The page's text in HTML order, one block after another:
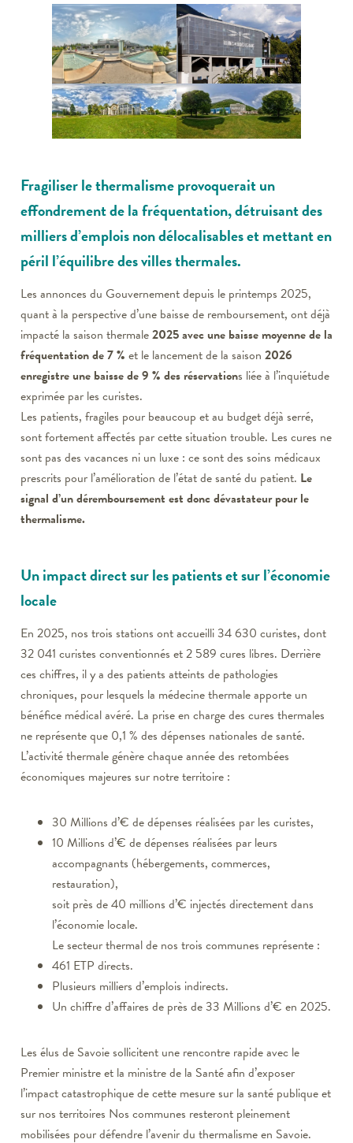
Fragiliser le thermalisme provoquerait un
effondrement de la fréquentation, détruisant des
milliers d’emplois non délocalisables et mettant en
péril l’équilibre des villes thermales.
Les annonces du Gouvernement depuis le printemps 2025,
quant à la perspective d’une baisse de remboursement, ont déjà
impacté la saison thermale2025 avec une baisse moyenne de la
fréquentation de 7 % et le lancement de la saison 2026
enregistre une baisse de 9 % des réservations liée à l’inquiétude
exprimée par les curistes.
Les patients, fragiles pour beaucoup et au budget déjà serré,
sont fortement affectés par cette situation trouble. Les cures ne
sont pas des vacances ni un luxe : ce sont des soins médicaux
prescrits pour l’amélioration de l’état de santé du patient. Le
signal d’un déremboursement est donc dévastateur pour le
thermalisme.
Un impact direct sur les patients et sur l’économie
locale
En 2025, nos trois stations ont accueilli 34 630 curistes, dont
32 041 curistes conventionnés et 2 589 cures libres. Derrière
ces chiffres, il y a des patients atteints de pathologies
chroniques, pour lesquels la médecine thermale apporte un
bénéfice médical avéré. La prise en charge des cures thermales
ne représente que 0,1 % des dépenses nationales de santé.
L’activité thermale génère chaque année des retombées
économiques majeures sur notre territoire :
30 Millions d’€ de dépenses réalisées par les curistes,
10 Millions d’€ de dépenses réalisées par leurs
accompagnants (hébergements, commerces,
restauration),
soit près de 40 millions d’€ injectés directement dans
l’économie locale.
Le secteur thermal de nos trois communes représente :
461 ETP directs.
Plusieurs milliers d’emplois indirects.
Un chiffre d’affaires de près de 33 Millions d’€ en 2025.
Les élus de Savoie sollicitent une rencontre rapide avec le
Premier ministre et la ministre de la Santé afin d’exposer
l’impact catastrophique de cette mesure sur la santé publique et
sur nos territoires Nos communes resteront pleinement
mobilisées pour défendre l’avenir du thermalisme en Savoie.